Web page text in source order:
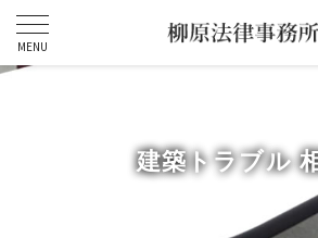
建築トラブル